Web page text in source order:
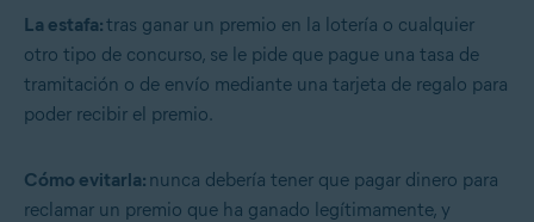
La estafa:tras ganar un premio en la lotería o cualquier
otro tipo de concurso, se le pide que pague una tasa de
tramitación o de envío mediante una tarjeta de regalo para
poder recibir el premio.
Cómo evitarla: nunca debería tener que pagar dinero para
reclamar un premio que ha ganado legítimamente, y